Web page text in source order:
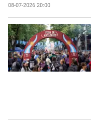
08-07-2026 20:00